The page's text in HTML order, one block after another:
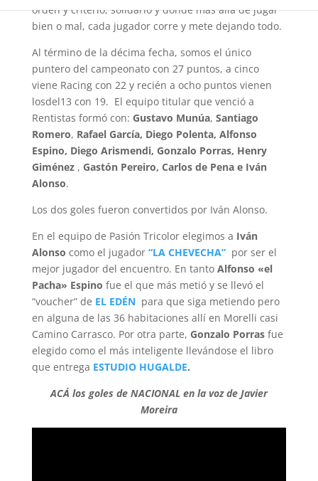
orden y criterio, solidario y donde más allá de jugar
bien o mal, cada jugador corre y mete dejando todo.
Al término de la décima fecha, somos el único
puntero del campeonato con 27 puntos, a cinco
viene Racing con 22 y recién a ocho puntos vienen
losdel13 con 19. El equipo titular que venció a
Rentistas formó con: Gustavo Munúa, Santiago
Romero, Rafael García, Diego Polenta, Alfonso
Espino, Diego Arismendi, Gonzalo Porras, Henry
Giménez , Gastón Pereiro, Carlos de Penae Iván
Alonso.
Los dos goles fueron convertidos por Iván Alonso.
En el equipo de Pasión Tricolor elegimos a Iván
Alonso como el jugador “LA CHEVECHA” por ser el
mejor jugador del encuentro. En tantoAlfonso «el
Pacha» Espino fue el que más metió y se llevó el
“voucher” de EL EDÉN para que siga metiendo pero
en alguna de las 36 habitaciones allí en Morelli casi
Camino Carrasco. Por otra parte, Gonzalo Porras fue
elegido como el más inteligente llevándose el libro
que entrega ESTUDIO HUGALDE.
ACÁ los goles de NACIONAL en la voz de Javier
Moreira